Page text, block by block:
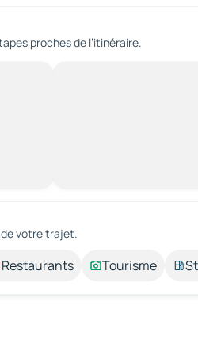
proches de l’itinéraire.
de votre trajet.
Restaurants Tourisme